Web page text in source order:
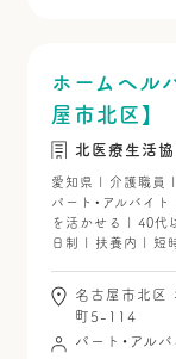
ホームヘル
屋市北区】
北医療生活
愛知県 | 介護職員
パート・アルバイ
を活かせる | 40代
日制 | 扶養内 | 短
名古屋市北区
町5-114
パート・アルバ